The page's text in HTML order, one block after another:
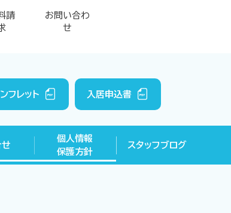
請
お問い合わ
せ
フレット 入居申込書
せ
個人情報
保護方針
スタッフブログ